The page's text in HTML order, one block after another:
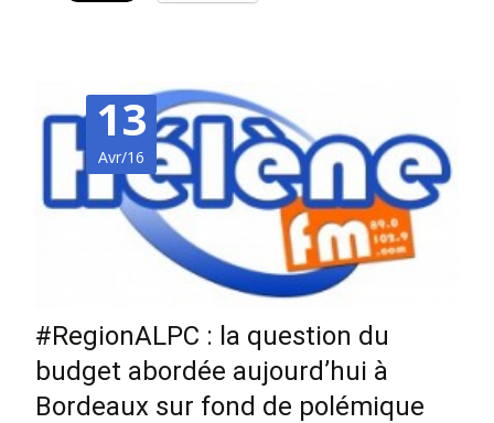
13
Avr/16
#RegionALPC : la question du
budget abordée aujourd’hui à
Bordeaux sur fond de polémique